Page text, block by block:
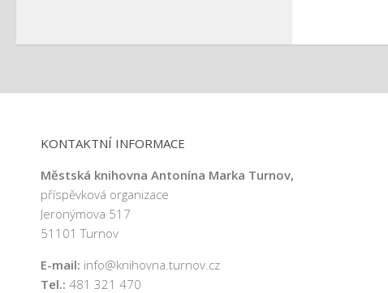
KONTAKTNÍ INFORMACE
Městská knihovna Antonína Marka Turnov,
příspěvková organizace
Jeronýmova 517
51101 Turnov
E-mail: info@knihovna.turnov.cz
Tel.: 481 321 470